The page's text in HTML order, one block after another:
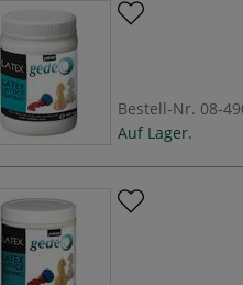
Bestell-Nr. 08-
Auf Lager.